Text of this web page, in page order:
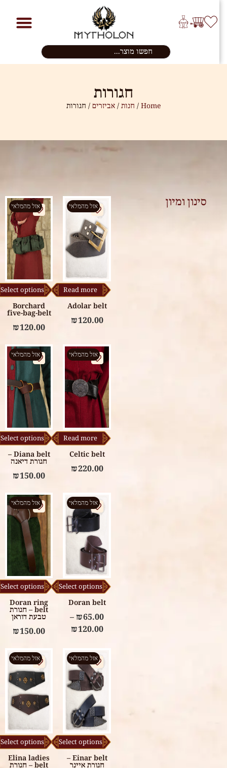
חגורות
Home
/חנות/אביזרים/ חגורות
סינון ומיון אזל מהמלאי
Read more
Adolar belt
₪120.00
אזל מהמלאי
Select options
Borchard
five-bag-belt
₪120.00
אזל מהמלאי
Read more
Celtic belt
₪220.00
אזל מהמלאי
Select options
Diana belt –
חגורת דיאנה
₪150.00
אזל מהמלאי
Select options
Doran belt
₪65.00
–
₪120.00
אזל מהמלאי
Select options
Doran ring
belt – חגורת
טבעת דוראן
₪150.00
אזל מהמלאי
Select options
Einar belt –
חגורת איינר
אזל מהמלאי
Select options
Elina ladies
belt – חגורת